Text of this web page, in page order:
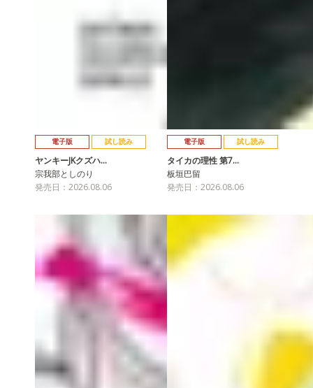
電子版 試し読み
ヤンキーJKクズハ…
宗我部としのり
発売日：2026.08.06
電子版 試し読み
タイカの理性 第7…
板垣巴留
発売日：2026.08.06